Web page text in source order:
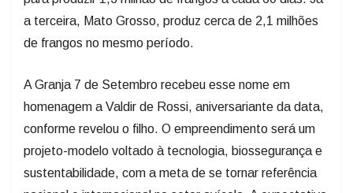
a terceira, Mato Grosso, produz cerca de 2,1 milhões
de frangos no mesmo período.
A Granja 7 de Setembro recebeu esse nome em
homenagem a Valdir de Rossi, aniversariante da data,
conforme revelou o filho. O empreendimento será um
projeto-modelo voltado à tecnologia, biossegurança e
sustentabilidade, com a meta de se tornar referência